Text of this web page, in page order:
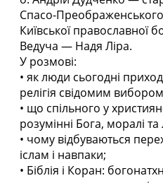
Спасо-
Київської православної
Ведуча — Надя Ліра.
У розмові:
• як люди сьогодні
релігія свідомим
• що спільного у
розумінні Бога, моралі
• чому відбуваються
іслам і навпаки;
• Біблія і Коран: